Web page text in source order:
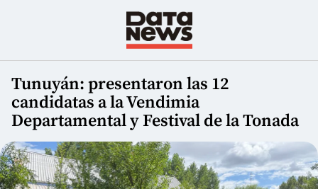
Tunuyán: presentaron las 12
candidatas a la Vendimia
Departamental y Festival de la Tonada